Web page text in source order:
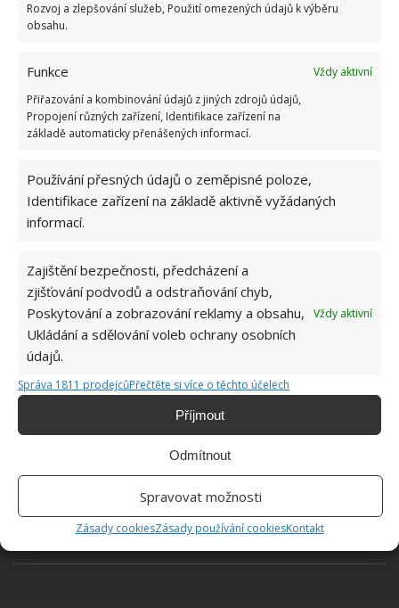
Rozvoj a zlepšování služeb, Použití omezených údajů k výběru
obsahu.
Funkce
Vždy aktivní
Přiřazování a kombinování údajů z jiných zdrojů údajů,
Propojení různých zařízení, Identifikace zařízení na
základě automaticky přenášených informací.
Používání přesných údajů o zeměpisné poloze,
Identifikace zařízení na základě aktivně vyžádaných
informací.
Zajištění bezpečnosti, předcházení a
zjišťování podvodů a odstraňování chyb,
Poskytování a zobrazování reklamy a obsahu,
Ukládání a sdělování voleb ochrany osobních
údajů.
Vždy aktivní
Správa 1811 prodejcůPřečtěte si více o těchto účelech
Příjmout
Odmítnout
Spravovat možnosti
Zásady cookiesZásady používání cookiesKontakt
6.5.2026
Profesionální zahradnice vytvořila přehled
nejnebezpečnějších škůdců rostlin a postupy,
jak se jich rychle zbavit
6.8.2026
Bohatá úroda rajčat nemusí být jen zbožným
přáním. Užijte si úspěšnou sklizeň již během
letošní sezony
6.8.2026
zajistí bohatou úrodu šťavnatých a chutných
plodů. Připravte se na letošní sezonu včas
6.8.2026